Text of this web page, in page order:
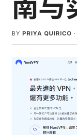
南与
BY PRIYA QUIRICO ·